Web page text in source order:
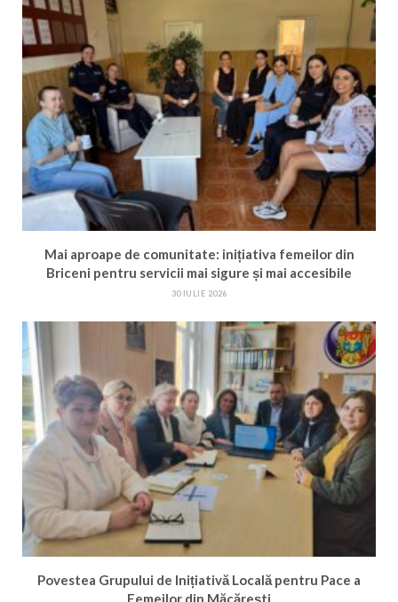
Mai aproape de comunitate: inițiativa femeilor din
Briceni pentru servicii mai sigure și mai accesibile
30 IULIE 2026
Povestea Grupului de Inițiativă Locală pentru Pace a
Femeilor din Măcărești